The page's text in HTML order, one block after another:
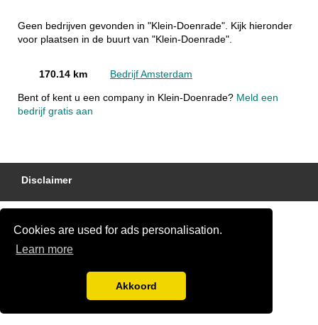
Cookies are used for ads personalisation.
Learn more
Akkoord
Geen bedrijven gevonden in "Klein-Doenrade". Kijk hieronder
voor plaatsen in de buurt van "Klein-Doenrade".
170.14 km Bedrijf Amsterdam
Bent of kent u een company in Klein-Doenrade? Meld een
bedrijf gratis aan
Disclaimer